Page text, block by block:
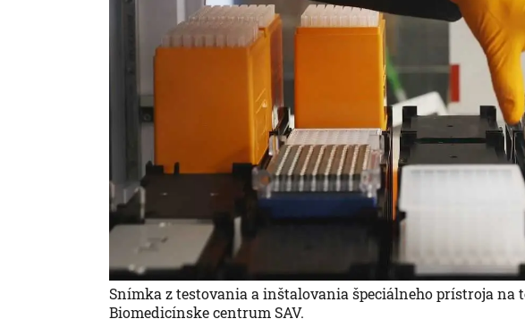
Snímka z testovania a inštalovania špeciálneho prístroja na
Biomedicínske centrum SAV.